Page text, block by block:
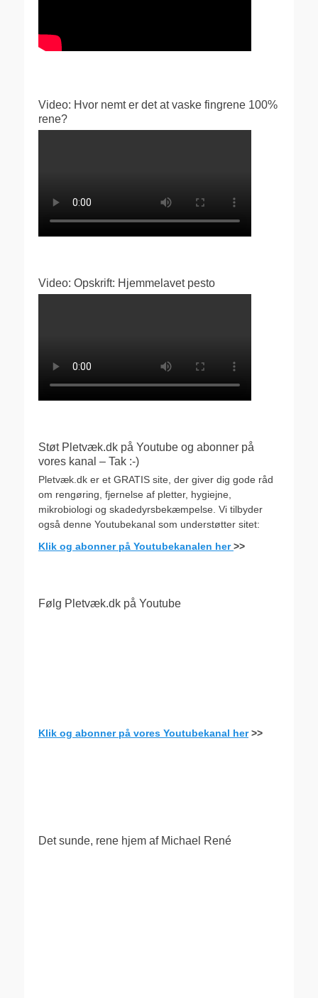
Video: Hvor nemt er det at vaske fingrene 100%
rene?
Video: Opskrift: Hjemmelavet pesto
Støt Pletvæk.dk på Youtube og abonner på
vores kanal – Tak :-)
Pletvæk.dk er et GRATIS site, der giver dig gode råd
om rengøring, fjernelse af pletter, hygiejne,
mikrobiologi og skadedyrsbekæmpelse. Vi tilbyder
også denne Youtubekanal som understøtter sitet:
Klik og abonner på Youtubekanalen her>>
Følg Pletvæk.dk på Youtube
Klik og abonner på vores Youtubekanal her>>
Det sunde, rene hjem af Michael René